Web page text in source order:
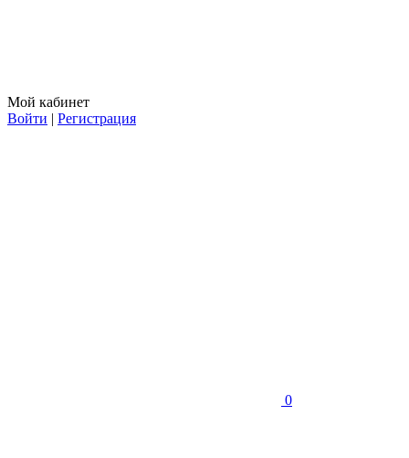
Мой кабинет
Войти | Регистрация
0